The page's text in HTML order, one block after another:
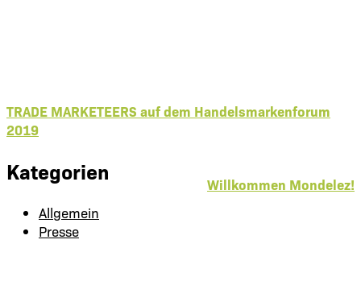
TRADE MARKETEERS auf dem Handelsmarkenforum
2019
Willkommen Mondelez!
Kategorien
Allgemein
Presse